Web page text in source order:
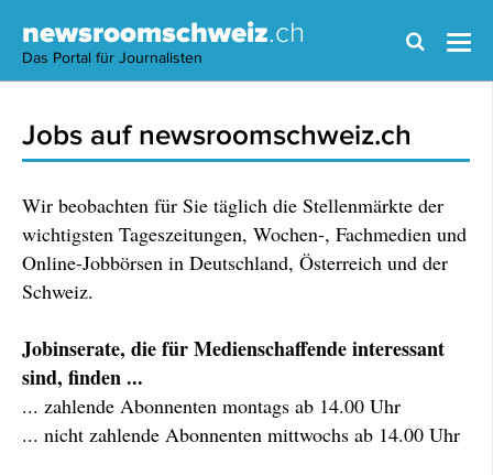
newsroomschweiz.ch
Das Portal für Journalisten
Jobs auf newsroomschweiz.ch
Wir beobachten für Sie täglich die Stellenmärkte der
wichtigsten Tageszeitungen, Wochen-, Fachmedien und
Online-Jobbörsen in Deutschland, Österreich und der
Schweiz.
Jobinserate, die für Medienschaffende interessant
sind, finden ...
... zahlende Abonnenten montags ab 14.00 Uhr
... nicht zahlende Abonnenten mittwochs ab 14.00 Uhr